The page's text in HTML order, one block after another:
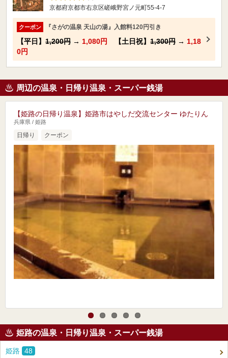
京都府京都市右京区嵯峨野宮ノ元町55-4-7
クーポン 『さがの温泉 天山の湯』入館料120円引き
【平日】 1,200円 → 1,080円 【土日祝】 1,300円 → 1,18
0円
周辺の温泉・日帰り温泉・スーパー銭湯
【姫路の日帰り温泉】姫路市はやしだ交流センター ゆたりん
兵庫県 / 姫路
日帰り クーポン
姫路の温泉・日帰り温泉・スーパー銭湯
姫路 48